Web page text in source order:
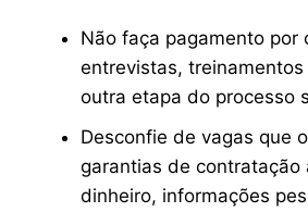
Não faça pagamento por
entrevistas,
outra etapa do processo
Desconfie de vagas que
garantias de contratação
dinheiro, informações